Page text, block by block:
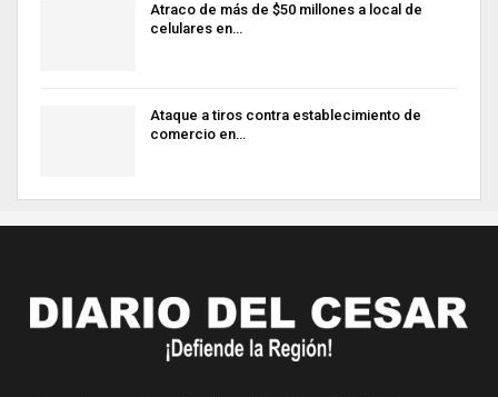
Atraco de más de $50 millones a local de
celulares en…
Ataque a tiros contra establecimiento de
comercio en…